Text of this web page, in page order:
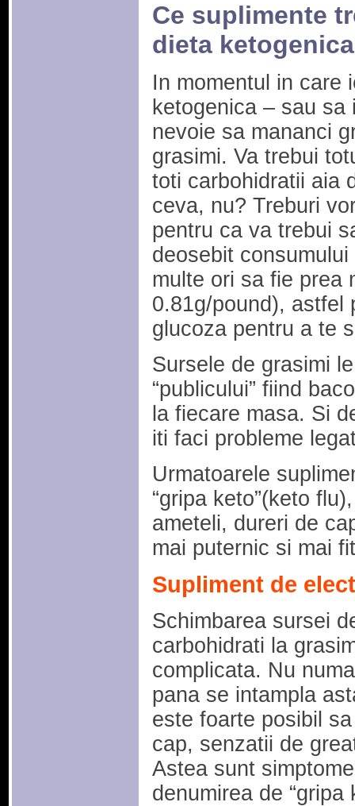
Ce suplimente
dieta
In momentul in care
ketogenica – sau sa
nevoie sa mananci
grasimi. Va trebui
toti carbohidratii aia
ceva, nu? Treburi
pentru ca va trebui
deosebit
multe ori sa fie prea
0.81g/pound), astfel
glucoza pentru a te
Sursele de grasimi
“publicului” fiind
la fiecare masa. Si
iti faci probleme
Urmatoarele
“gripa keto”(keto
ameteli, dureri de
mai puternic si mai
Supliment de
Schimbarea sursei
carbohidrati la
complicata. Nu
pana se intampla
este foarte posibil
cap, senzatii de
Astea sunt
denumirea de “gripa